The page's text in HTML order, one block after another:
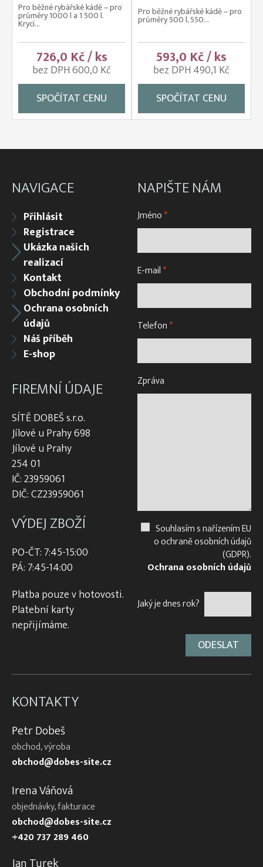
Pro běžné rybářské kádě – pro
průměry 1000 l a 1 500 l.
Krycí...
726,0 Kč / ks
bez DPH 600,0 Kč
SPOČÍTAT CENU
Pro běžné rybářské kádě – pro
průměry 500 l, 550...
593,0 Kč / ks
bez DPH 490,1 Kč
SPOČÍTAT CENU
NAVIGACE
Přihlásit
Registrace
Ukázka našich
realizací
Kontakt
Obchodní podmínky
Ochrana osobních
údajů
Náš příběh
E-shop
FIREMNÍ ÚDAJE
SÍTĚ DOBEŠ s.r.o.
Jílové u Prahy 698
Jílové u Prahy
254 01
IČ: 23959061
DIČ: CZ23959061
VÝDEJ ZBOŽÍ
PO-ČT: 7:45-15:00
PÁ: 7:45-14:00
Platba pouze v hotovosti.
Platební karty
nepřijímáme.
NAPIŠTE NÁM
Jméno*
E-mail*
Telefon*
Zpráva
Souhlasím s nařízením EU
o ochraně osobních údajů
(GDPR).
Ochrana osobních údajů
Jaký je dnes rok?
KONTAKTY
Petr Dobeš
obchod, výroba
obchod@dobes-site.cz
Irena Váňová
objednávky, fakturace
obchod@dobes-site.cz
+420 737 289 460